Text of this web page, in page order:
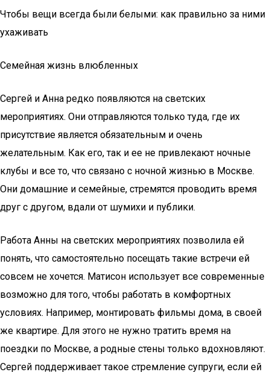
Чтобы вещи всегда были белыми: как правильно за ними
ухаживать
Семейная жизнь влюбленных
Сергей и Анна редко появляются на светских
мероприятиях. Они отправляются только туда, где их
присутствие является обязательным и очень
желательным. Как его, так и ее не привлекают ночные
клубы и все то, что связано с ночной жизнью в Москве.
Они домашние и семейные, стремятся проводить время
друг с другом, вдали от шумихи и публики.
Работа Анны на светских мероприятиях позволила ей
понять, что самостоятельно посещать такие встречи ей
совсем не хочется. Матисон использует все современные
возможно для того, чтобы работать в комфортных
условиях. Например, монтировать фильмы дома, в своей
же квартире. Для этого не нужно тратить время на
поездки по Москве, а родные стены только вдохновляют.
Сергей поддерживает такое стремление супруги, если ей